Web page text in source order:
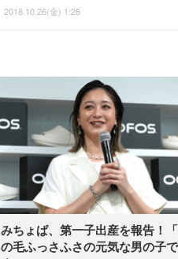
2018.10.26(金) 1:26
みちょぱ、第一子出産を報告！
の毛ふっさふさの元気な男の子で